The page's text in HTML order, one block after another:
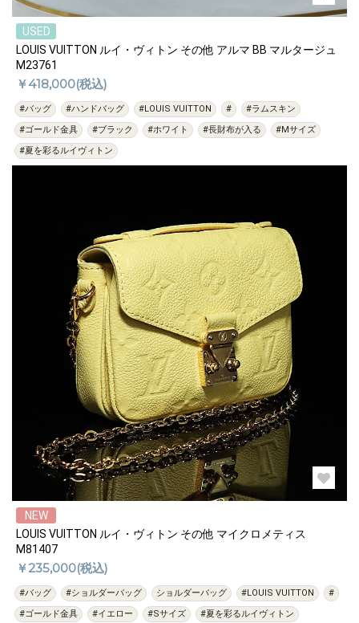
USED
LOUIS VUITTON ルイ・ヴィトン その他 アルマ BB マルタージュ
M23761
￥418,000(税込)
#バッグ #ハンドバッグ #LOUIS VUITTON #
#ラムスキン
#ゴールド金具
#ブラック #ホワイト #長財布が入る
#Mサイズ
#夏を彩るルイヴィトン
NEW
LOUIS VUITTON ルイ・ヴィトン その他 マイクロメティス
M81407
￥235,000(税込)
#バッグ #ショルダーバッグ ショルダーバッグ #LOUIS VUITTON
#
#ゴールド金具
#イエロー #Sサイズ #夏を彩るルイヴィトン